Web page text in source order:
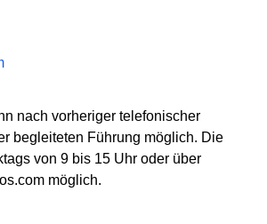
nach vorheriger telefonischer
begleiteten Führung möglich. Die
von 9 bis 15 Uhr oder über
möglich.